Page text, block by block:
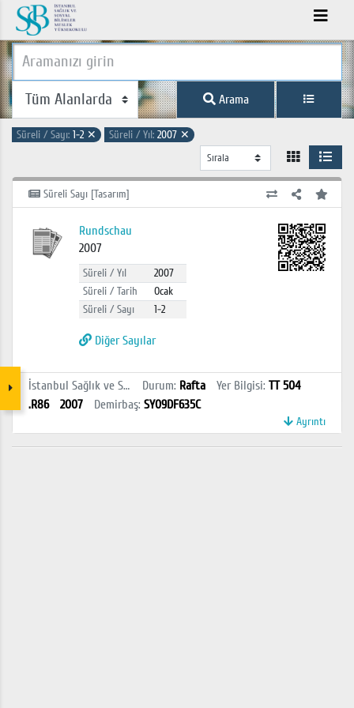
Arama
Süreli / Sayı: 1-2 ✕ Süreli / Yıl: 2007 ✕
Süreli Sayı [Tasarım]
Rundschau
2007
Süreli / Yıl
2007
Süreli / Tarih
Ocak
Süreli / Sayı
1-2
Diğer Sayılar
İstanbul Sağlık ve Sosyal Bilimler MYO Kütüphanesi Durum: Rafta Yer Bilgisi: TT 504
.R86
2007 Demirbaş: SY09DF635C
Ayrıntı